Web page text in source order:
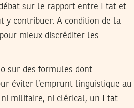
sur le rapport entre Etat et
y contribuer. A condition de la
mieux discréditer les
sur des formules dont
éviter l’emprunt linguistique au
ni militaire, ni clérical, un Etat